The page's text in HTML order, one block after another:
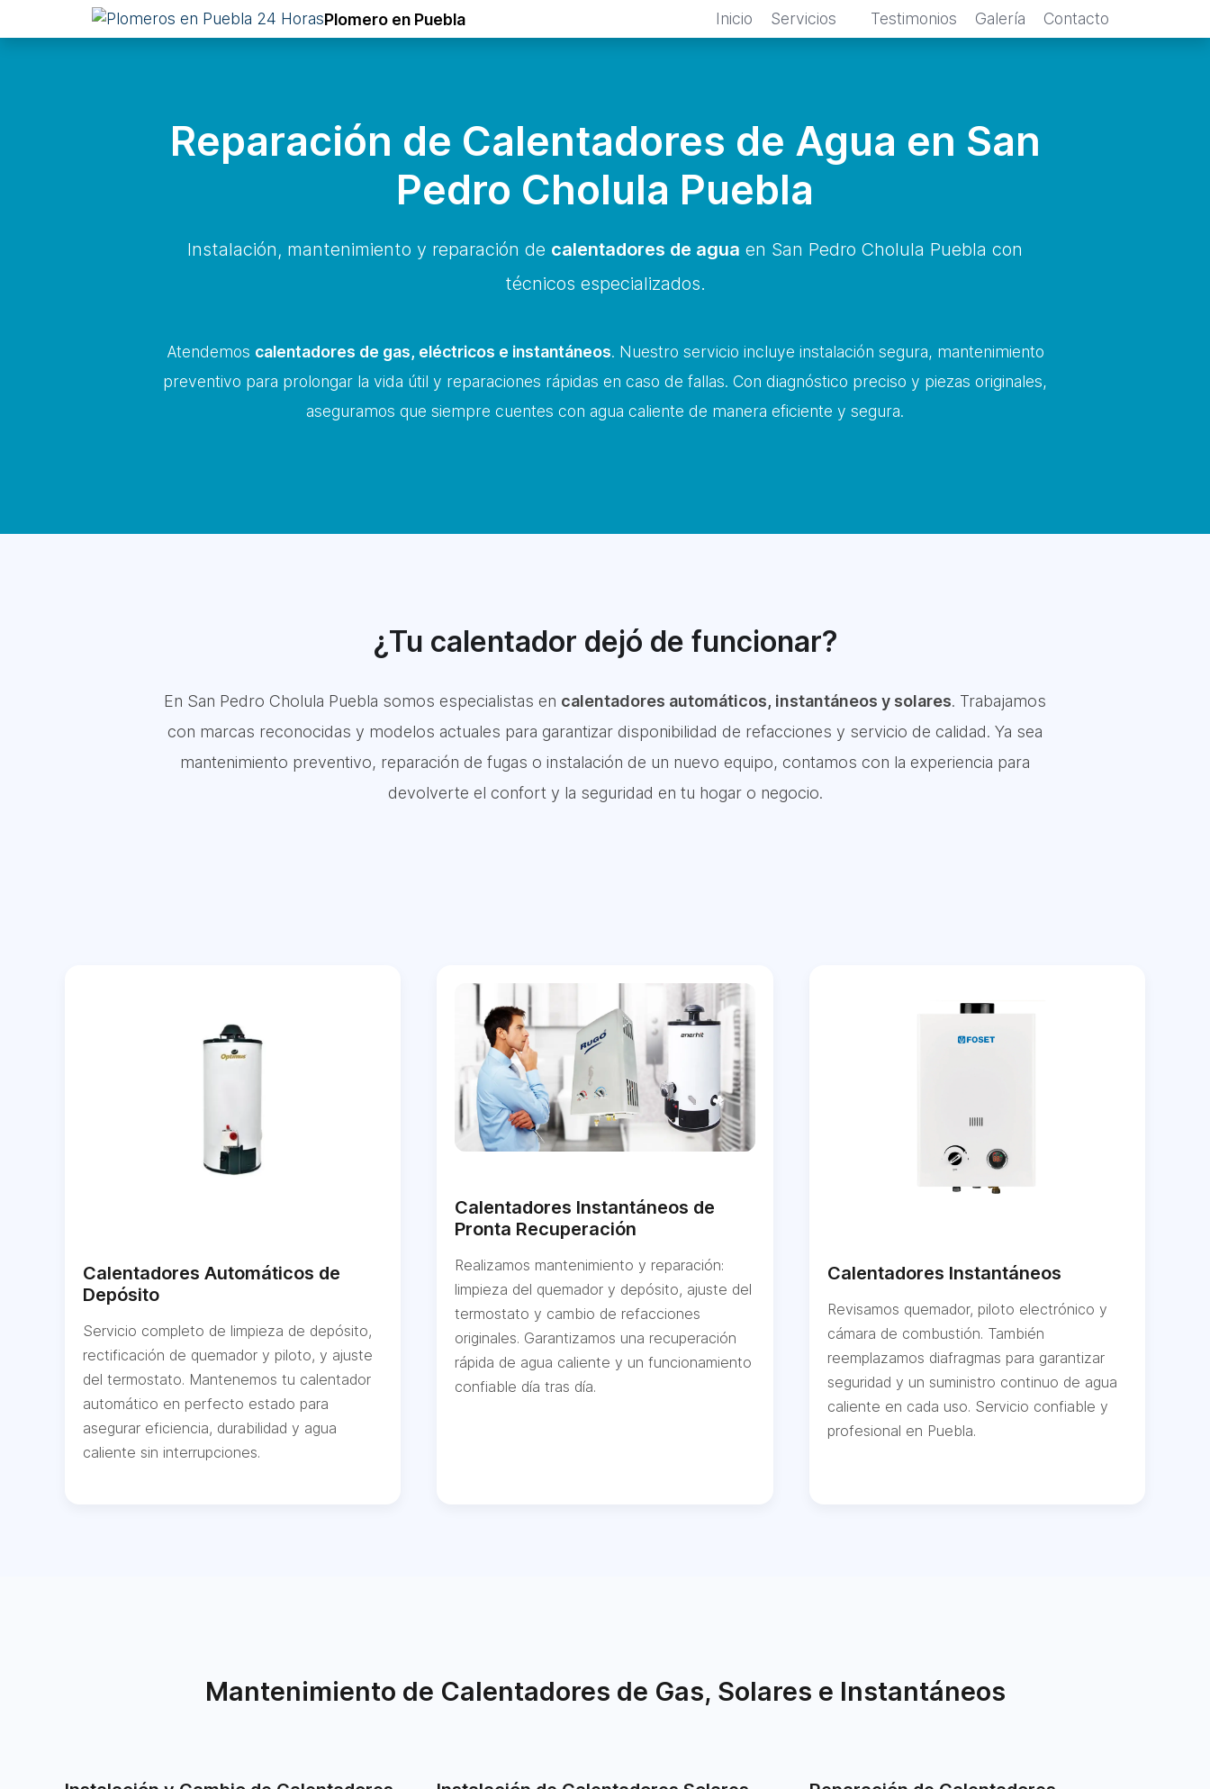
Plomero en Puebla Inicio Servicios Testimonios Galería Contacto
Reparación de Calentadores de Agua en San
Pedro Cholula Puebla
Instalación, mantenimiento y reparación de calentadores de agua en San Pedro Cholula Puebla con
técnicos especializados.
Atendemos calentadores de gas, eléctricos e instantáneos. Nuestro servicio incluye instalación segura, mantenimiento
preventivo para prolongar la vida útil y reparaciones rápidas en caso de fallas. Con diagnóstico preciso y piezas originales,
aseguramos que siempre cuentes con agua caliente de manera eficiente y segura.
¿Tu calentador dejó de funcionar?
En San Pedro Cholula Puebla somos especialistas en calentadores automáticos, instantáneos y solares. Trabajamos
con marcas reconocidas y modelos actuales para garantizar disponibilidad de refacciones y servicio de calidad. Ya sea
mantenimiento preventivo, reparación de fugas o instalación de un nuevo equipo, contamos con la experiencia para
devolverte el confort y la seguridad en tu hogar o negocio.
Calentadores Automáticos de
Depósito
Servicio completo de limpieza de depósito,
rectificación de quemador y piloto, y ajuste
del termostato. Mantenemos tu calentador
automático en perfecto estado para
asegurar eficiencia, durabilidad y agua
caliente sin interrupciones.
Calentadores Instantáneos de
Pronta Recuperación
Realizamos mantenimiento y reparación:
limpieza del quemador y depósito, ajuste del
termostato y cambio de refacciones
originales. Garantizamos una recuperación
rápida de agua caliente y un funcionamiento
confiable día tras día.
Calentadores Instantáneos
Revisamos quemador, piloto electrónico y
cámara de combustión. También
reemplazamos diafragmas para garantizar
seguridad y un suministro continuo de agua
caliente en cada uso. Servicio confiable y
profesional en Puebla.
Mantenimiento de Calentadores de Gas, Solares e Instantáneos